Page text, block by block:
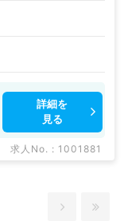
詳細を
見る
求人No. : 1001881